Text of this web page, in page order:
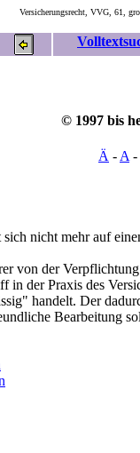
Versicherungsrecht, VVG, 61,
© 1997 bis
Ä - A -
nicht mehr auf
von der
in der Praxis des
handelt. Der
Bearbeitung